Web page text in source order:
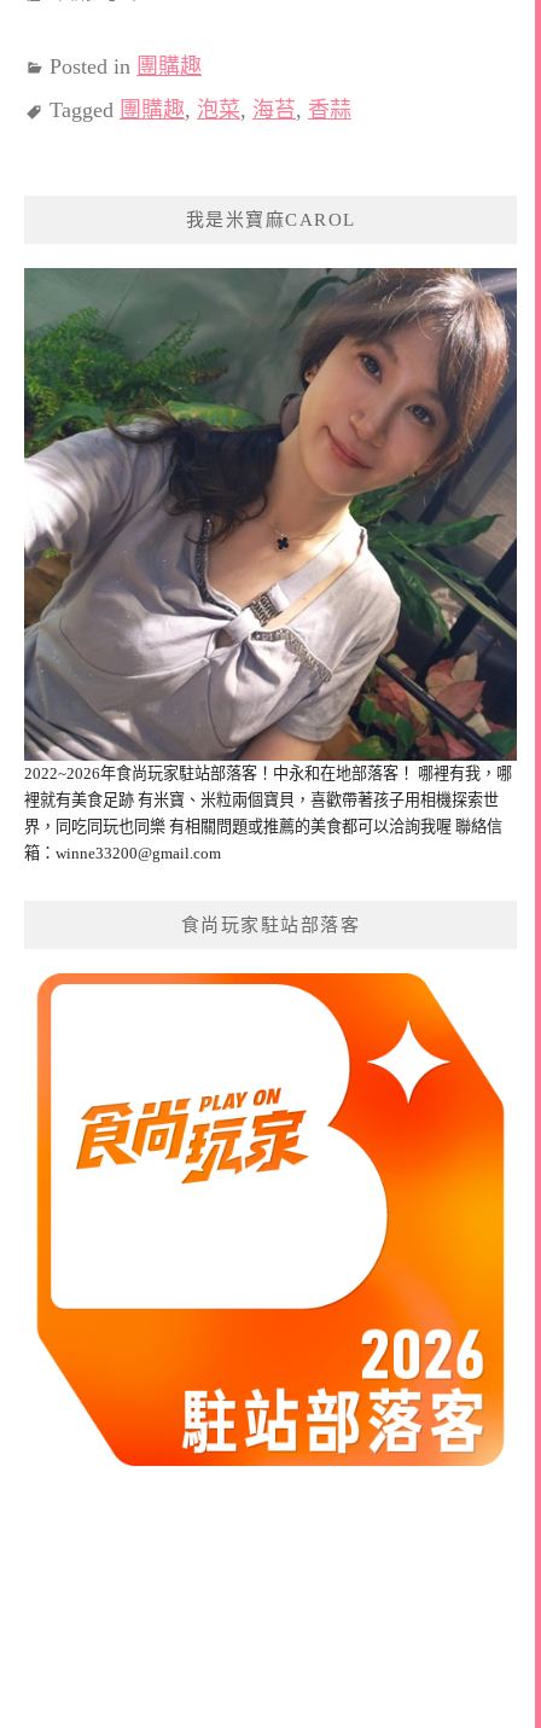
Posted in 團購趣
Tagged 團購趣, 泡菜, 海苔, 香蒜
我是米寶麻CAROL
2022~2026年食尚玩家駐站部落客！中永和在地部落客！ 哪裡有我，哪
裡就有美食足跡 有米寶、米粒兩個寶貝，喜歡帶著孩子用相機探索世
界，同吃同玩也同樂 有相關問題或推薦的美食都可以洽詢我喔 聯絡信
箱： winne33200@gmail.com
食尚玩家駐站部落客